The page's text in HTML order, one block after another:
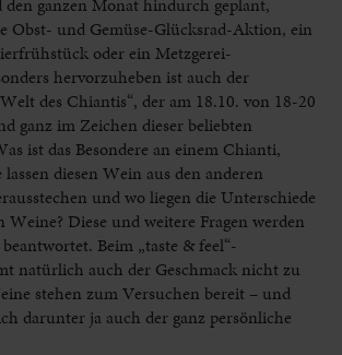
Obst- und Gemüse-Glücksrad-Aktion, ein
oder ein Metzgerei-
hervorzuheben ist auch der
des Chiantis“, der am 18.10. von 18-20
ganz im Zeichen dieser beliebten
ist das Besondere an einem Chianti,
diesen Wein aus den anderen
und wo liegen die Unterschiede
Weine? Diese und weitere Fragen werden
Beim „taste & feel“-
natürlich auch der Geschmack nicht zu
stehen zum Versuchen bereit – und
darunter ja auch der ganz persönliche